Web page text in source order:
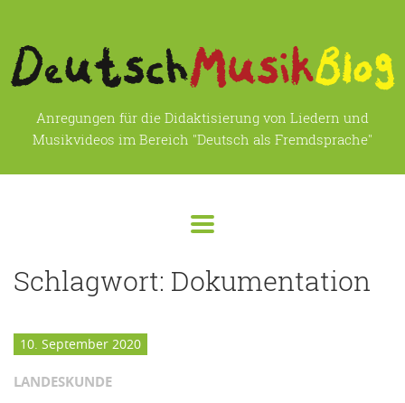
Anregungen für die Didaktisierung von Liedern und
Musikvideos im Bereich "Deutsch als Fremdsprache"
Schlagwort: Dokumentation
10. September 2020
LANDESKUNDE